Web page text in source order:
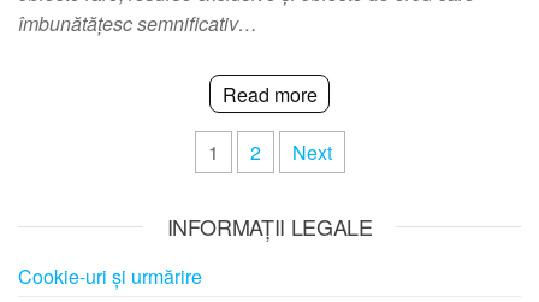
îmbunătățesc semnificativ…
Read more
1 2 Next
INFORMAȚII LEGALE
Cookie-uri și urmărire